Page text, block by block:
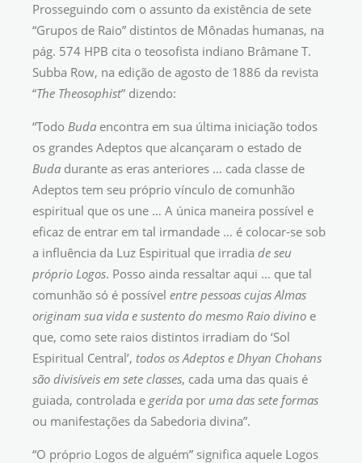
Prosseguindo com o assunto da existência de sete
“Grupos de Raio” distintos de Mônadas humanas, na
pág. 574 HPB cita o teosofista indiano Brâmane T.
Subba Row, na edição de agosto de 1886 da revista
“The Theosophist” dizendo:
“Todo Buda encontra em sua última iniciação todos
os grandes Adeptos que alcançaram o estado de
Buda durante as eras anteriores … cada classe de
Adeptos tem seu próprio vínculo de comunhão
espiritual que os une … A única maneira possível e
eficaz de entrar em tal irmandade … é colocar-se sob
a influência da Luz Espiritual que irradia de seu
próprio Logos. Posso ainda ressaltar aqui … que tal
comunhão só é possível entre pessoas cujas Almas
originam sua vida e sustento do mesmo Raio divino e
que, como sete raios distintos irradiam do ‘Sol
Espiritual Central’, todos os Adeptos e Dhyan Chohans
são divisíveis em sete classes, cada uma das quais é
guiada, controlada e gerida por uma das sete formas
ou manifestações da Sabedoria divina”.
“O próprio Logos de alguém” significa aquele Logos